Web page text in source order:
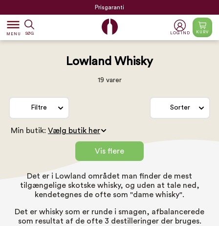
Prisgaranti
dehaze
MENU SØG LOG IND KURV
Lowland Whisky
19 varer
Filtre Sorter
Min butik:
Vis flere
Det er i Lowland området man finder de mest
tilgængelige skotske whisky, og uden at tale ned,
kendetegnes de ofte som "dame whisky".
Det er whisky som er runde i smagen, afbalancerede
som resultat af de ofte 3 destilleringer der bruges.